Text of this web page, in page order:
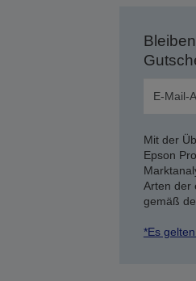
Mit der
Epson
Arten der
gemäß
*Es